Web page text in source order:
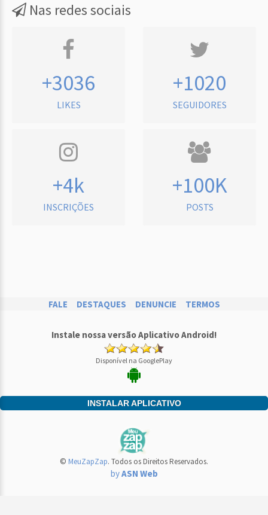
Nas redes sociais
+3036
LIKES
+1020
SEGUIDORES
+4k
INSCRIÇÕES
+100K
POSTS
FALE DESTAQUES DENUNCIE TERMOS
Instale nossa versão Aplicativo Android!
Disponível na GooglePlay
INSTALAR APLICATIVO
© MeuZapZap. Todos os Direitos Reservados.
byASN Web